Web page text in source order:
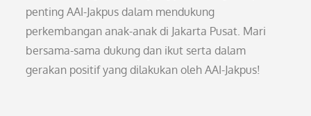
penting AAI-Jakpus dalam mendukung
perkembangan anak-anak di Jakarta Pusat. Mari
bersama-sama dukung dan ikut serta dalam
gerakan positif yang dilakukan oleh AAI-Jakpus!